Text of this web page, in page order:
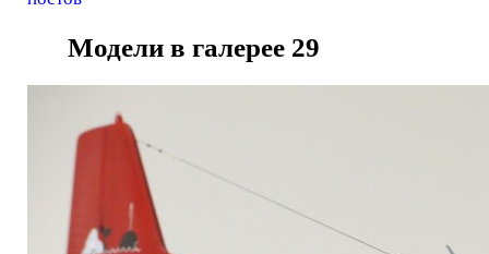
Модели в галерее 29